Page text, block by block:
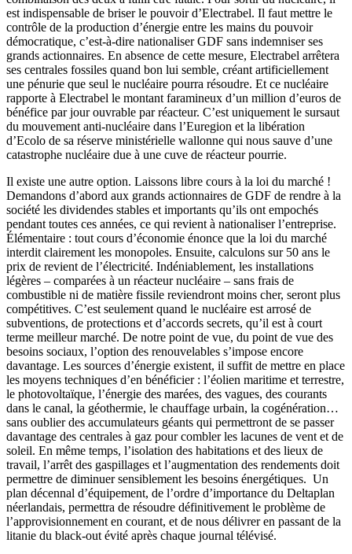
est indispensable de briser le pouvoir d’Electrabel. Il faut mettre le
contrôle de la production d’énergie entre les mains du pouvoir
démocratique, c’est-à-dire nationaliser GDF sans indemniser ses
grands actionnaires. En absence de cette mesure, Electrabel arrêtera
ses centrales fossiles quand bon lui semble, créant artificiellement
une pénurie que seul le nucléaire pourra résoudre. Et ce nucléaire
rapporte à Electrabel le montant faramineux d’un million d’euros de
bénéfice par jour ouvrable par réacteur. C’est uniquement le sursaut
du mouvement anti-nucléaire dans l’Euregion et la libération
d’Ecolo de sa réserve ministérielle wallonne qui nous sauve d’une
catastrophe nucléaire due à une cuve de réacteur pourrie.
Il existe une autre option. Laissons libre cours à la loi du marché !
Demandons d’abord aux grands actionnaires de GDF de rendre à la
société les dividendes stables et importants qu’ils ont empochés
pendant toutes ces années, ce qui revient à nationaliser l’entreprise.
Élémentaire : tout cours d’économie énonce que la loi du marché
interdit clairement les monopoles. Ensuite, calculons sur 50 ans le
prix de revient de l’électricité. Indéniablement, les installations
légères – comparées à un réacteur nucléaire – sans frais de
combustible ni de matière fissile reviendront moins cher, seront plus
compétitives. C’est seulement quand le nucléaire est arrosé de
subventions, de protections et d’accords secrets, qu’il est à court
terme meilleur marché. De notre point de vue, du point de vue des
besoins sociaux, l’option des renouvelables s’impose encore
davantage. Les sources d’énergie existent, il suffit de mettre en place
les moyens techniques d’en bénéficier : l’éolien maritime et terrestre,
le photovoltaïque, l’énergie des marées, des vagues, des courants
dans le canal, la géothermie, le chauffage urbain, la cogénération…
sans oublier des accumulateurs géants qui permettront de se passer
davantage des centrales à gaz pour combler les lacunes de vent et de
soleil. En même temps, l’isolation des habitations et des lieux de
travail, l’arrêt des gaspillages et l’augmentation des rendements doit
permettre de diminuer sensiblement les besoins énergétiques. Un
plan décennal d’équipement, de l’ordre d’importance du Deltaplan
néerlandais, permettra de résoudre définitivement le problème de
l’approvisionnement en courant, et de nous délivrer en passant de la
litanie du black-out évité après chaque journal télévisé.